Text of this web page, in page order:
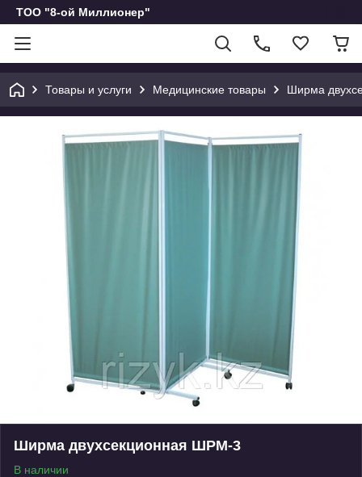
ТОО "8-ой Миллионер"
Товары и услуги Медицинские товары Ширма
Ширма двухсекционная ШРМ-3
В наличии